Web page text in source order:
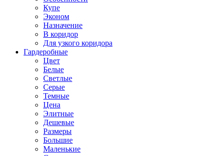
Купе
Эконом
Назначение
В коридор
Для узкого коридора
Гардеробные
Цвет
Белые
Светлые
Серые
Темные
Цена
Элитные
Дешевые
Размеры
Большие
Маленькие